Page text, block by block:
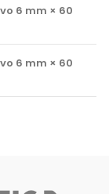
6 mm × 60
6 mm × 60